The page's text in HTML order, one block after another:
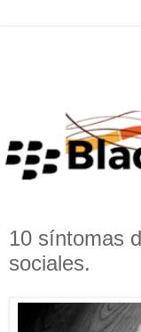
10 síntomas
sociales.